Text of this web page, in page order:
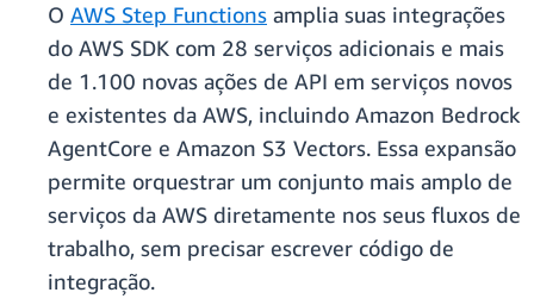
O AWS Step Functions amplia suas integrações
do AWS SDK com 28 serviços adicionais e mais
de 1.100 novas ações de API em serviços novos
e existentes da AWS, incluindo Amazon Bedrock
AgentCore e Amazon S3 Vectors. Essa expansão
permite orquestrar um conjunto mais amplo de
serviços da AWS diretamente nos seus fluxos de
trabalho, sem precisar escrever código de
integração.